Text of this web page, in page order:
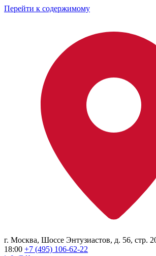
Перейти к содержимому
г. Москва, Шоссе Энтузиастов, д. 56, стр.
18:00 +7 (495) 106-62-22